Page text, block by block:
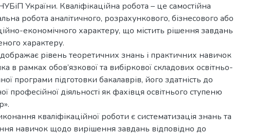
України. Кваліфікаційна робота – це самостійна
робота аналітичного, розрахункового, бізнесового або
економічного характеру, що містить рішення завдань
характеру.
рівень теоретичних знань і практичних навичок
в рамках обов’язкової та вибіркової складових освітньо-
програми підготовки бакалаврів, його здатність до
професійної діяльності як фахівця освітнього ступеню
кваліфікаційної роботи є систематизація знань та
навичок щодо вирішення завдань відповідно до